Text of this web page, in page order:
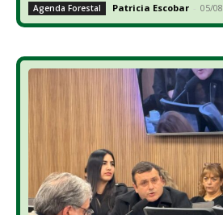
Agenda Forestal Patricia Escobar - 05/